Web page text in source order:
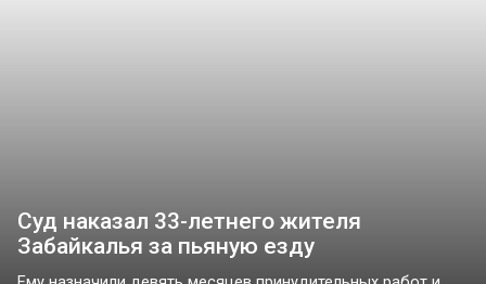
Суд наказал 33-летнего жителя
Забайкалья за пьяную езду